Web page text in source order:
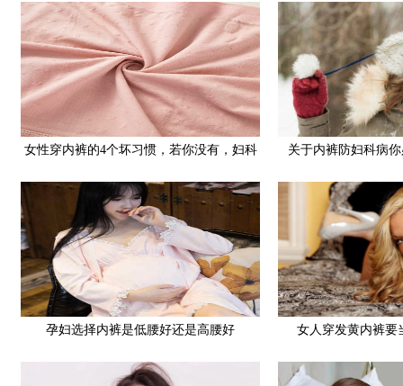
女性穿内裤的4个坏习惯，若你没有，妇科
关于内裤防妇科病
孕妇选择内裤是低腰好还是高腰好 女人穿发黄内裤要